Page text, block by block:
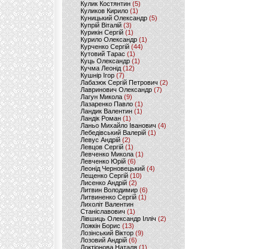
Кулик Костянтин(5)
Куликов Кирило (1)
Куницький Олександр (5)
Купрій Віталій (3)
Курикін Сергій(1)
Курило Олександр (1)
Курченко Сергій (44)
Кутовий Тарас (1)
Куць Олександр (1)
Кучма Леонід (12)
Кушнір Ігор(7)
Лабазюк Сергій Петрович (2)
Лавринович Олександр(7)
Лагун Микола(9)
Лазаренко Павло (1)
Ландик Валентин (1)
Ландік Роман (1)
Ланьо Михайло Іванович(4)
Лебедівський Валерій(1)
Левус Андрій(2)
Левцов Сергій (1)
Левченко Микола (1)
Левченко Юрій (6)
Леонід Черновецький (4)
Лещенко Сергій (10)
Лисенко Андрій (2)
Литвин Володимир (6)
Литвиненко Сергій (1)
Лихоліт Валентин
Станіславович (1)
Лівшиць Олександр Ілліч (2)
Ложкін Борис(13)
Лозінський Віктор(9)
Лозовий Андрій (6)
Локтіонова Наталя (1)